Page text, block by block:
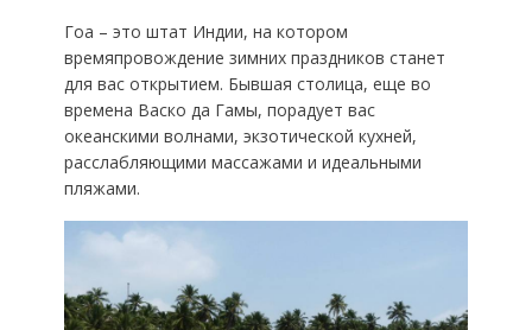
Гоа – это штат Индии, на котором
времяпровождение зимних праздников станет
для вас открытием. Бывшая столица, еще во
времена Васко да Гамы, порадует вас
океанскими волнами, экзотической кухней,
расслабляющими массажами и идеальными
пляжами.